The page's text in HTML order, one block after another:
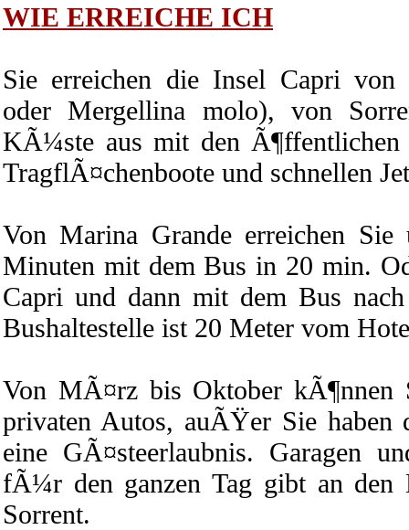
WIE ERREICHE ICH
Sie erreichen die Insel Capri
oder Mergellina molo), von
KÃ¼ste aus mit den Ã¶ffentlichen
TragflÃ¤chenboote und schnellen
Von Marina Grande erreichen
Minuten mit dem Bus in 20 min.
Capri und dann mit dem Bus
Bushaltestelle ist 20 Meter vom
Von MÃ¤rz bis Oktober kÃ¶nnen
privaten Autos, auÃŸer Sie haben
eine GÃ¤steerlaubnis. Garagen
fÃ¼r den ganzen Tag gibt an den
Sorrent.